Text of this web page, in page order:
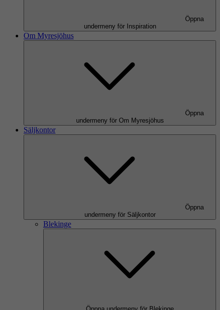
Öppna
undermeny för Inspiration
Om Myresjöhus
Öppna
undermeny för Om Myresjöhus
Säljkontor
Öppna
undermeny för Säljkontor
Blekinge